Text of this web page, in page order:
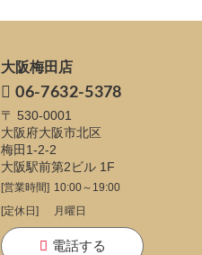
大阪梅田店
06-7632-5378
〒 530-0001
大阪府大阪市北区
梅田1-2-2
大阪駅前第2ビル 1F
[営業時間] 10:00～19:00
[定休日]
月曜日
電話する